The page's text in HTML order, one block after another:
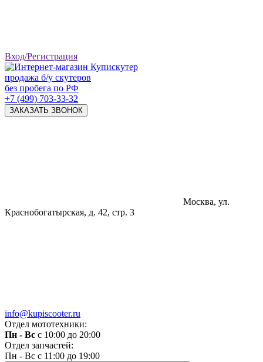
Вход/Регистрация
продажа б/у скутеров
без пробега по РФ
+7 (499) 703-33-32
ЗАКАЗАТЬ ЗВОНОК
Москва, ул.
Краснобогатырская, д. 42, стр. 3
info@kupiscooter.ru
Отдел мототехники:
Пн - Вс с 10:00 до 20:00
Отдел запчастей:
Пн - Вс с 11:00 до 19:00